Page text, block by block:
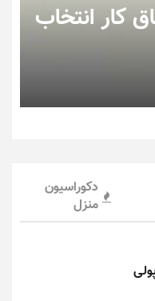
کار انتخاب
دکوراسیون
منزل